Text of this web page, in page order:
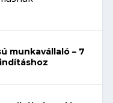
munkavállaló – 7